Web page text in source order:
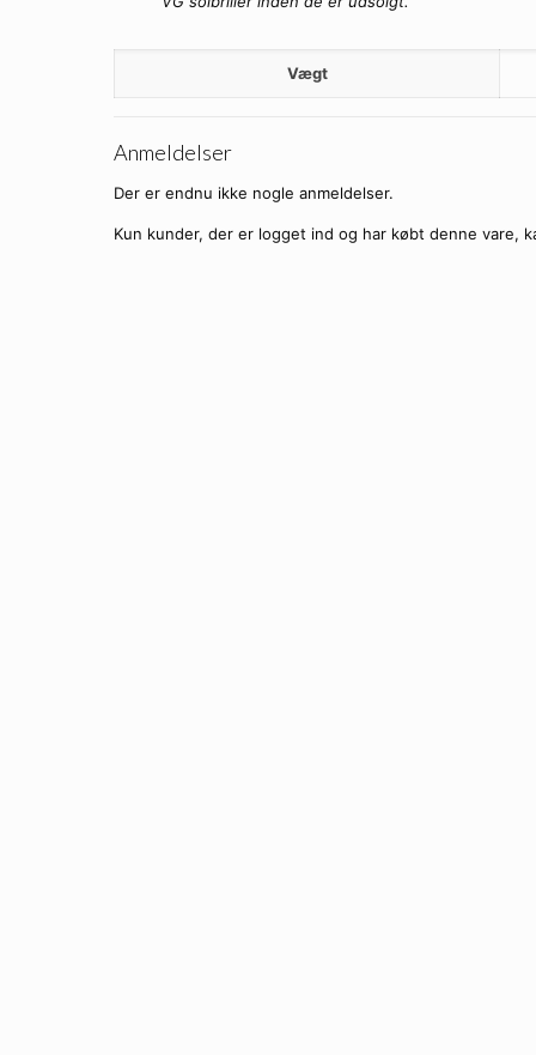
Vægt
Anmeldelser
Der er endnu ikke nogle anmeldelser.
Kun kunder, der er logget ind og har købt denne vare,